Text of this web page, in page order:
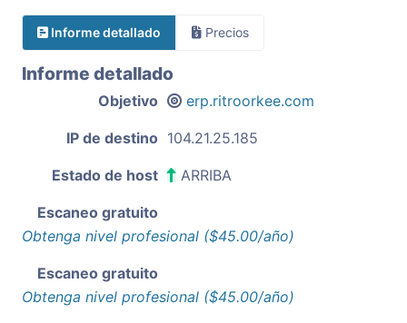
Informe detallado Precios
Informe detallado
Objetivo erp.ritroorkee.com
IP de destino 104.21.25.185
Estado de host ARRIBA
Escaneo gratuito
Obtenga nivel profesional ($45.00/año)
Escaneo gratuito
Obtenga nivel profesional ($45.00/año)